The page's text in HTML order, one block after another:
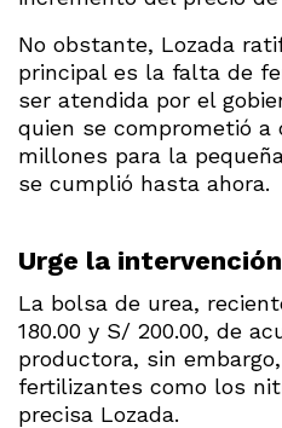
No obstante, Lozada
principal es la falta de
ser atendida por el
quien se comprometió a
millones para la
se cumplió hasta ahora.
Urge la
La bolsa de urea,
180.00 y S/ 200.00, de
productora, sin
fertilizantes como los
precisa Lozada.